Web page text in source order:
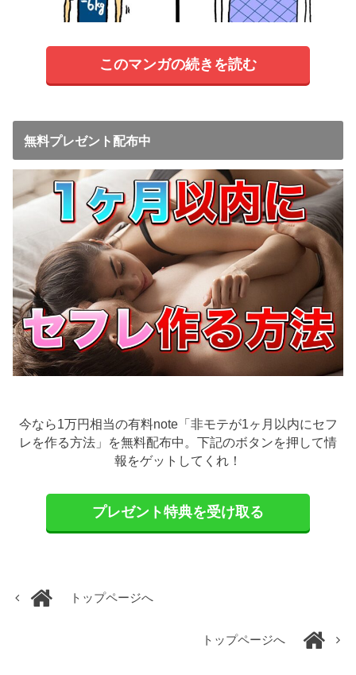
このマンガの続きを読む
無料プレゼント配布中
今なら1万円相当の有料note「非モテが1ヶ月以内にセフ
レを作る方法」を無料配布中。下記のボタンを押して情
報をゲットしてくれ！
プレゼント特典を受け取る
トップページへ
トップページへ